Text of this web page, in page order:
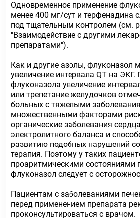
Одновременное применение
менее 400 мг/сут и терфенадина
под тщательным контролем (см.
"Взаимодействие с другими
препаратами").
Как и другие азолы, флуконазол
увеличение интервала QT на
флуконазола увеличение
или трепетание желудочков
больных с тяжелыми
множественными факторами
органические заболевания
электролитного баланса и
развитию подобных нарушений
терапия. Поэтому у таких
проаритмическими состояниями
флуконазол следует с
Пациентам с заболеваниями
перед применением препарата
проконсультироваться с врачом.